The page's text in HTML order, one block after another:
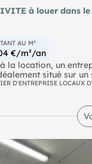
à louer dans le
AU M²
€/m²/an
la location, un
situé sur un
Nord de
autoroutiers. Ces
et s'accompagnent
bénéficie d'un
poids lourds.
D'ENTREPRISE LOCAUX